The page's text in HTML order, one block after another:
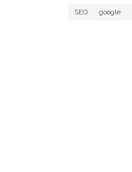
SEO google